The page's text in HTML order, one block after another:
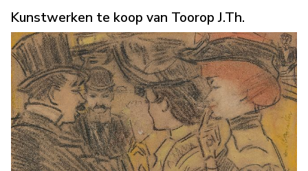
Kunstwerken te koop van Toorop J.Th.